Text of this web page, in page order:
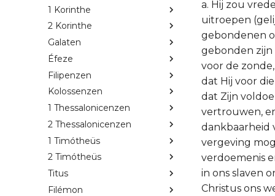
1 Korinthe
2 Korinthe
Galaten
Éfeze
Filipenzen
Kolossenzen
1 Thessalonicenzen
2 Thessalonicenzen
1 Timótheüs
2 Timótheüs
Titus
Filémon
a. Hij zou
uitroepen
gebondenen
gebonden zijn
voor de
dat Hij voor
dat Zijn
vertrouwen,
dankbaarheid
vergeving
verdoemenis
in ons slaven
Christus ons